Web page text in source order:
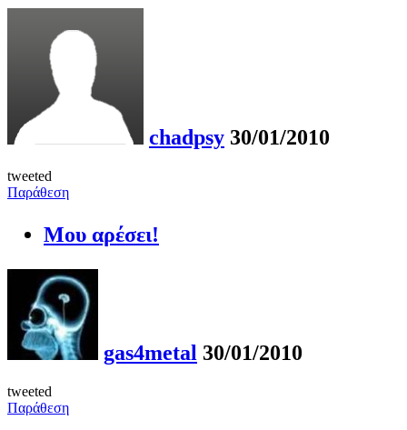
chadpsy 30/01/2010
tweeted
Παράθεση
Μου αρέσει!
gas4metal 30/01/2010
tweeted
Παράθεση